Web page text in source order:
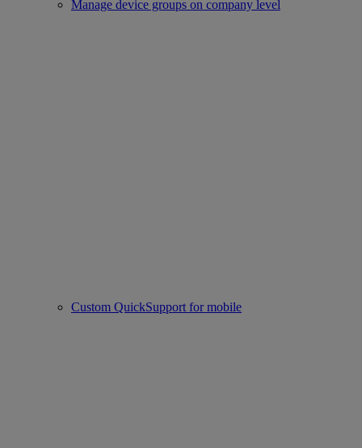
Manage device groups on company level
Custom QuickSupport for mobile